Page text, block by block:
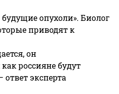
опухоли». Биолог
приводят к
он
россияне будут
ответ эксперта